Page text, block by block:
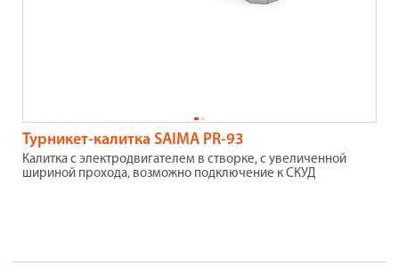
Турникет-калитка SAIMA PR-93
Калитка с электродвигателем в створке, с увеличенной
шириной прохода, возможно подключение к СКУД